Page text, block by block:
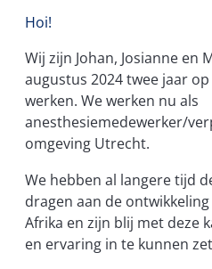
Hoi!
Wij zijn Johan, Josianne en
augustus 2024 twee jaar
werken. We werken nu als
anesthesiemedewerker/
omgeving Utrecht.
We hebben al langere tijd
dragen aan de
Afrika en zijn blij met deze
en ervaring in te kunnen